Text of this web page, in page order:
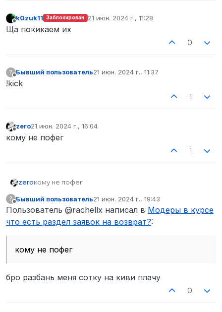
Не в сети
k0zuk11 Заблокирован 21 июн. 2024 г., 11:28
отредактировано
Ща покикаем их
0
?
Не в сети
Бывший пользователь21 июн. 2024 г., 11:37
отредактировано
!kick ㅤㅤㅤㅤㅤㅤ
1
zero21 июн. 2024 г., 16:04
отредактировано
кому не пофег
1
zeroкому не пофег
? Бывший пользователь21 июн. 2024 г., 19:43
отредактировано
Пользователь @rachellx написал в Модеры в курсе
что есть раздел заявок на возврат?:
кому не пофег
бро разбань меня сотку на киви плачу
0